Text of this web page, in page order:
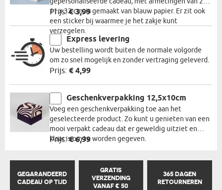
11 x 32 cm, is gemaakt van blauw papier. Er zit ook
een sticker bij waarmee je het zakje kunt
verzegelen.
Prijs:€ 3,99
Express levering
Uw bestelling wordt buiten de normale volgorde
om zo snel mogelijk en zonder vertraging geleverd.
Prijs: € 4,99
Geschenkverpakking 12,5x10cm
Voeg een geschenkverpakking toe aan het
geselecteerde product. Zo kunt u genieten van een
mooi verpakt cadeau dat er geweldig uitziet en
klaar is om te worden gegeven.
Prijs:€ 6,99
GEGARANDEERD
CADEAU OP TIJD
GRATIS
VERZENDING
VANAF € 50
365 DAGEN
RETOURNEREN